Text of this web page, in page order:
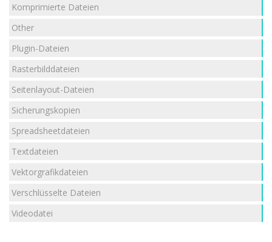
Komprimierte Dateien
Other
Plugin-Dateien
Rasterbilddateien
Seitenlayout-Dateien
Sicherungskopien
Spreadsheetdateien
Textdateien
Vektorgrafikdateien
Verschlüsselte Dateien
Videodatei